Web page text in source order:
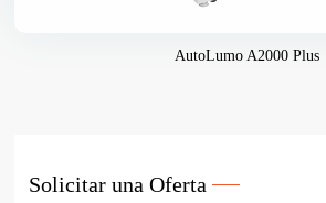
AutoLumo A2000 Plus
Solicitar una Oferta